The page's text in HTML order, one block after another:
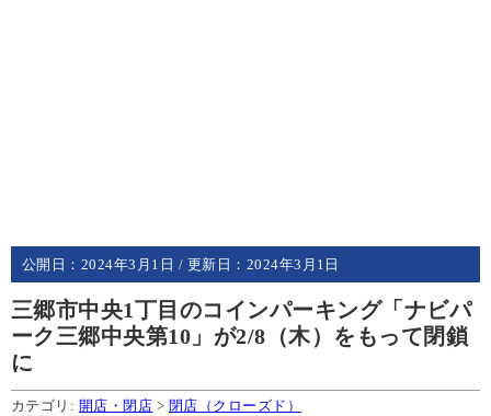
公開日： 2024年3月1日 / 更新日： 2024年3月1日
三郷市中央1丁目のコインパーキング「ナビパ
ーク三郷中央第10」が2/8（木）をもって閉鎖
に
カテゴリ: 開店・閉店 > 閉店（クローズド）